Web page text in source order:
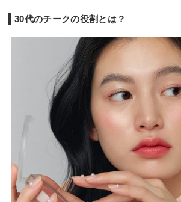
30代のチークの役割とは？